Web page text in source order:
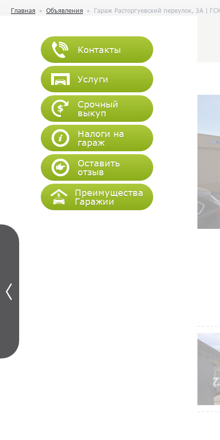
Главная Объявления Гараж Расторгуевский переулок, 3А |
Контакты
Услуги
Срочный
выкуп
Налоги на
гараж
Оставить
отзыв
Преимущества
Гаражии